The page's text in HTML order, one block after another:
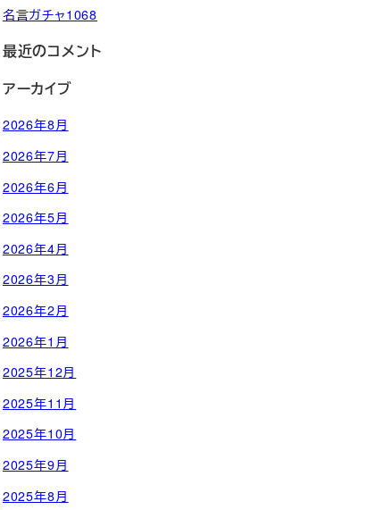
名言ガチャ1068
最近のコメント
アーカイブ
2026年8月
2026年7月
2026年6月
2026年5月
2026年4月
2026年3月
2026年2月
2026年1月
2025年12月
2025年11月
2025年10月
2025年9月
2025年8月